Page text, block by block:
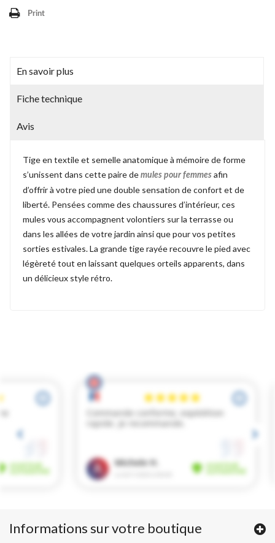
Print
En savoir plus
Fiche technique
Avis
Tige en textile et semelle anatomique à mémoire de forme
s’unissent dans cette paire de mules pour femmes afin
d’offrir à votre pied une double sensation de confort et de
liberté. Pensées comme des chaussures d’intérieur, ces
mules vous accompagnent volontiers sur la terrasse ou
dans les allées de votre jardin ainsi que pour vos petites
sorties estivales. La grande tige rayée recouvre le pied avec
légèreté tout en laissant quelques orteils apparents, dans
un délicieux style rétro.
Informations sur votre boutique